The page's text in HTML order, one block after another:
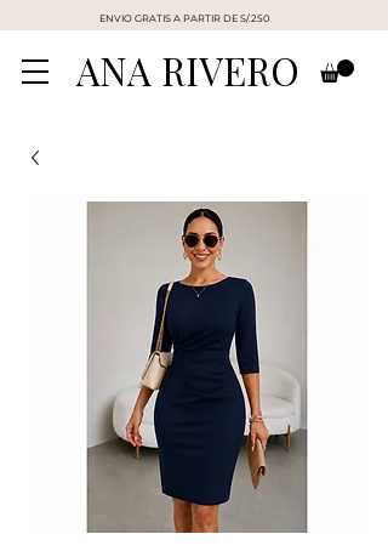
ENVIO GRATIS A PARTIR DE S/.250
ANA RIVERO